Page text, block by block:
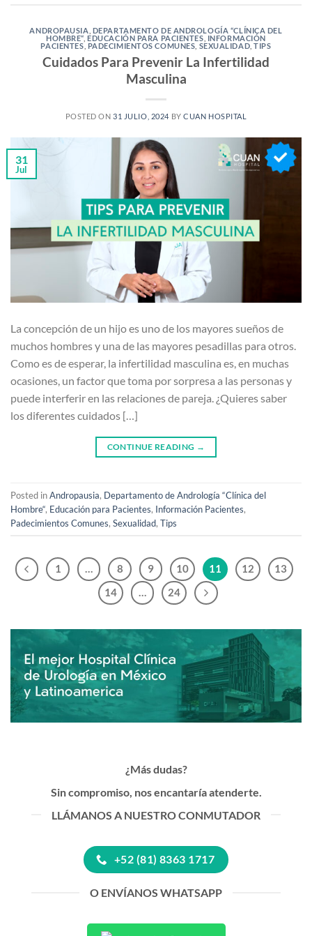
ANDROPAUSIA DEPARTAMENTO DE ANDROLOGÍA “CLÍNICA DEL
HOMBRE“ ,EDUCACIÓN PARA PACIENTES INFORMACIÓN
PACIENTES PADECIMIENTOS COMUNES SEXUALIDAD ,TIPS
Cuidados Para Prevenir La Infertilidad
Masculina
POSTED ON31 JULIO, 2024 BYCUAN HOSPITAL
31
Jul
La concepción de un hijo es uno de los mayores sueños de
muchos hombres y una de las mayores pesadillas para otros.
Como es de esperar, la infertilidad masculina es, en muchas
ocasiones, un factor que toma por sorpresa a las personas y
puede interferir en las relaciones de pareja. ¿Quieres saber
los diferentes cuidados […]
CONTINUE READING →
Posted inAndropausia, Departamento de Andrología “Clínica del
Hombre“, Educación para Pacientes, Información Pacientes,
Padecimientos Comunes, Sexualidad, Tips
1 … 8 9 10 11 12
13
14
… 24
¿Más dudas?
Sin compromiso, nos encantaría atenderte.
LLÁMANOS A NUESTRO CONMUTADOR
+52 (81) 8363 1717
O ENVÍANOS WHATSAPP